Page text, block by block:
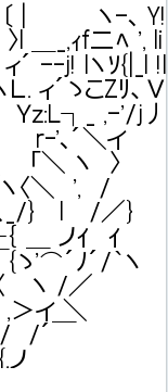
ヽ-､ Y!
_,ｨf二ﾍ ', li
lヽｿ{|_l !l
こZﾘ、Ｖ
,-'/j丿
´＼イ
ヽ 〉
＼ ', /
l /／}
＿ ノｲ ｲ
'⌒´ﾉ´/｀ヽ
ヽ /／
＼
/´￣